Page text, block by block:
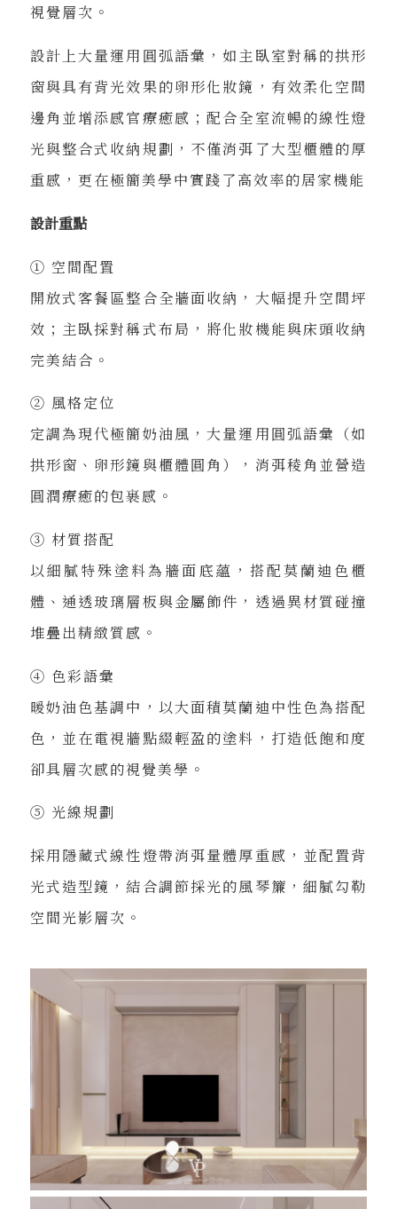
視覺層次。
設計上大量運用圓弧語彙，如主臥室對稱的拱形
窗與具有背光效果的卵形化妝鏡，有效柔化空間
邊角並增添感官療癒感；配合全室流暢的線性燈
光與整合式收納規劃，不僅消弭了大型櫃體的厚
重感，更在極簡美學中實踐了高效率的居家機能
設計重點
① 空間配置
開放式客餐區整合全牆面收納，大幅提升空間坪
效；主臥採對稱式布局，將化妝機能與床頭收納
完美結合。
② 風格定位
定調為現代極簡奶油風，大量運用圓弧語彙（如
拱形窗、卵形鏡與櫃體圓角），消弭稜角並營造
圓潤療癒的包裹感。
③ 材質搭配
以細膩特殊塗料為牆面底蘊，搭配莫蘭迪色櫃
體、通透玻璃層板與金屬飾件，透過異材質碰撞
堆疊出精緻質感。
④ 色彩語彙
暖奶油色基調中，以大面積莫蘭迪中性色為搭配
色，並在電視牆點綴輕盈的塗料，打造低飽和度
卻具層次感的視覺美學。
⑤ 光線規劃
採用隱藏式線性燈帶消弭量體厚重感，並配置背
光式造型鏡，結合調節採光的風琴簾，細膩勾勒
空間光影層次。